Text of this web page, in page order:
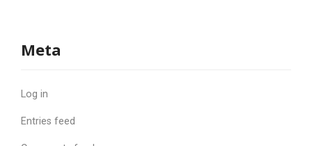
Meta
Log in
Entries feed